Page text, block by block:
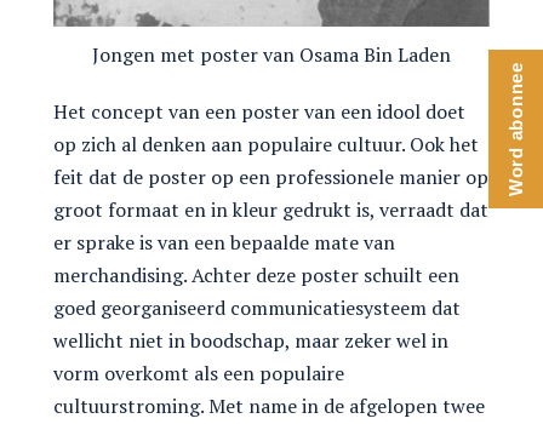
Jongen met poster van Osama Bin Laden
Het concept van een poster van een idool doet
op zich al denken aan populaire cultuur. Ook het
feit dat de poster op een professionele manier op
groot formaat en in kleur gedrukt is, verraadt dat
er sprake is van een bepaalde mate van
merchandising. Achter deze poster schuilt een
goed georganiseerd communicatiesysteem dat
wellicht niet in boodschap, maar zeker wel in
vorm overkomt als een populaire
cultuurstroming. Met name in de afgelopen twee
Word abonnee